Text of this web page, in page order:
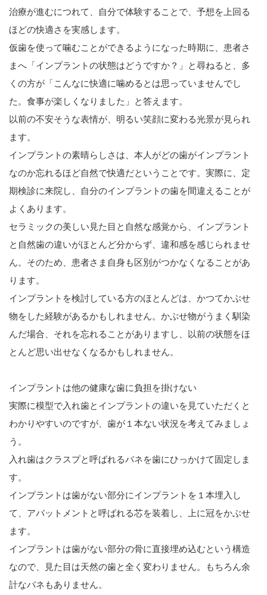
治療が進むにつれて、自分で体験することで、予想を上回る
ほどの快適さを実感します。
仮歯を使って噛むことができるようになった時期に、患者さ
まへ「インプラントの状態はどうですか？」と尋ねると、多
くの方が「こんなに快適に噛めるとは思っていませんでし
た。食事が楽しくなりました」と答えます。
以前の不安そうな表情が、明るい笑顔に変わる光景が見られ
ます。
インプラントの素晴らしさは、本人がどの歯がインプラント
なのか忘れるほど自然で快適だということです。実際に、定
期検診に来院し、自分のインプラントの歯を間違えることが
よくあります。
セラミックの美しい見た目と自然な感覚から、インプラント
と自然歯の違いがほとんど分からず、違和感を感じられませ
ん。そのため、患者さま自身も区別がつかなくなることがあ
ります。
インプラントを検討している方のほとんどは、かつてかぶせ
物をした経験があるかもしれません。かぶせ物がうまく馴染
んだ場合、それを忘れることがありますし、以前の状態をほ
とんど思い出せなくなるかもしれません。
インプラントは他の健康な歯に負担を掛けない
実際に模型で入れ歯とインプラントの違いを見ていただくと
わかりやすいのですが、歯が１本ない状況を考えてみましょ
う。
入れ歯はクラスプと呼ばれるバネを歯にひっかけて固定しま
す。
インプラントは歯がない部分にインプラントを１本埋入し
て、アバットメントと呼ばれる芯を装着し、上に冠をかぶせ
ます。
インプラントは歯がない部分の骨に直接埋め込むという構造
なので、見た目は天然の歯と全く変わりません。もちろん余
計なバネもありません。